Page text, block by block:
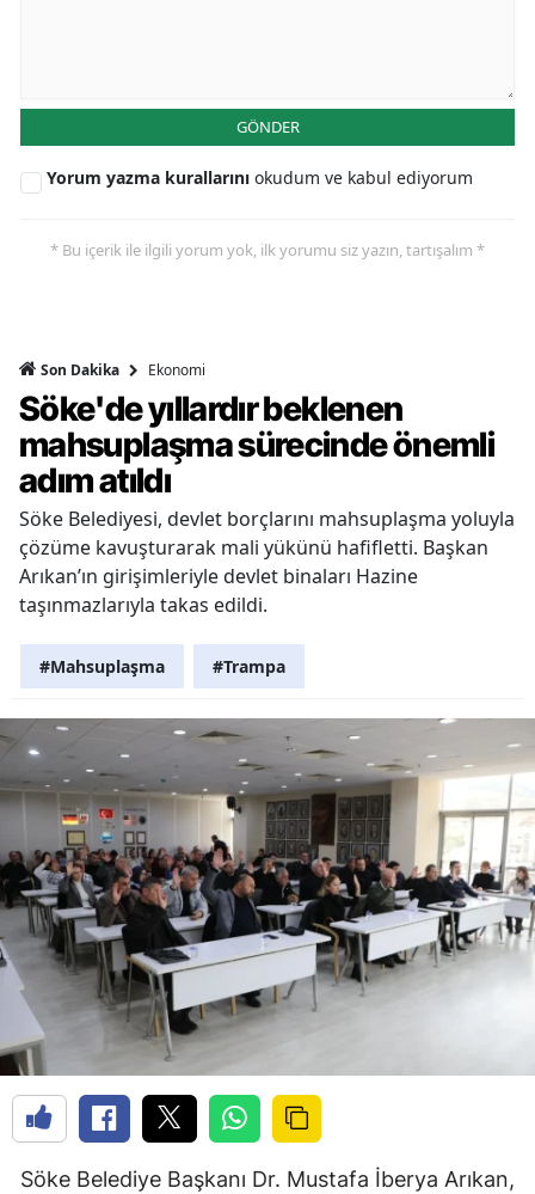
GÖNDER
Yorum yazma kurallarını okudum ve kabul ediyorum
* Bu içerik ile ilgili yorum yok, ilk yorumu siz yazın, tartışalım *
Son Dakika Ekonomi
Söke'de yıllardır beklenen
mahsuplaşma sürecinde önemli
adım atıldı
Söke Belediyesi, devlet borçlarını mahsuplaşma yoluyla
çözüme kavuşturarak mali yükünü hafifletti. Başkan
Arıkan’ın girişimleriyle devlet binaları Hazine
taşınmazlarıyla takas edildi.
#Mahsuplaşma #Trampa
Söke Belediye Başkanı Dr. Mustafa İberya Arıkan,